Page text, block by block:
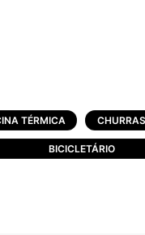
TÉRMICA
BICICLETÁRIO